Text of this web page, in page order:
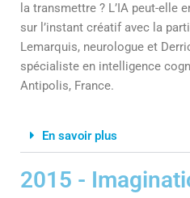
la transmettre ? L’IA peut-elle
sur l’instant créatif avec la
Lemarquis, neurologue et
spécialiste en intelligence
Antipolis, France.
En savoir plus
2015 -